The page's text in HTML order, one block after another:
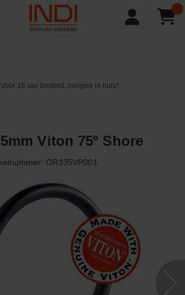
Voor 18 uur besteld, morgen in huis*
Viton 75º Shore
OR335VP001